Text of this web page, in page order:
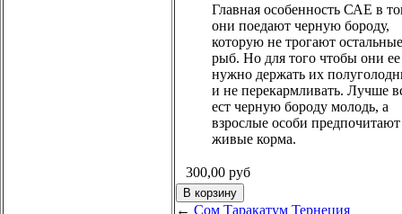
Главная особенность САЕ в
они поедают черную бороду,
которую не трогают
рыб. Но для того чтобы они
нужно держать их
и не перекармливать. Лучше
ест черную бороду молодь, а
взрослые особи предпочитают
живые корма.
300,00 руб
← Сом Таракатум Тернеция